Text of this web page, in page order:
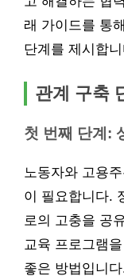
래 가이드를 통
단계를 제시합
관계 구축
첫 번째 단계:
노동자와 고용
이 필요합니다.
로의 고충을 공
교육 프로그램
좋은 방법입니